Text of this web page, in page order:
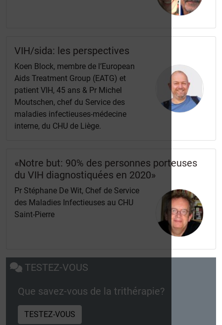
VIH/sida: les perspectives
Koen Block, membre de l’European
Aids Treatment Group (EATG) et
patient VIH, 45 ans & Pr Michel
Moutschen, chef du Service des
maladies infectieuses-médecine
interne, du CHU de Liège.
«Notre but: 90% des personnes porteuses
du VIH diagnostiquées en 2020»
Pr Stéphane De Wit, Chef de Service
des Maladies Infectieuses au CHU
Saint-Pierre
TESTEZ-VOUS
Que savez-vous de la trithérapie?
TESTEZ-VOUS